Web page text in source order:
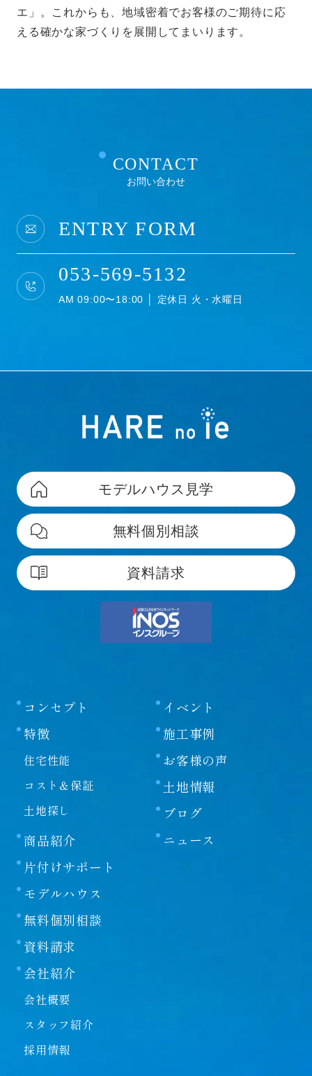
クッキー（Cookie）について
当社のウェブサイトをより便利に閲覧していただくた
Google を含む第三者配信事業者は Cookieを使用し
て、当ウェブサイトへの過去のアクセス情報に基づいて
インターネット上のさまざまなサイトに当社の広告を配
Advertising Initiative のオプトアウトページにアクセ
スして、Googleを含む第三者配信事業者による
Cookieの使用を無効にできます。
著作権について
らびにサイト制作会社に帰属します。本ホームページを
ご利用いただく際には、非営利目的およびお客様内部の
文書に当社の著作権の表示がされている場合は、当該著
作権の表示を付したまま複製していただくことが必要で
す。営利目的による複製、あるいは翻訳、有線送信等、
上記以外の著作権法上の利用はできませんので、ご注意
ください。
免責事項
当社は、当社が運営/管理するウェブサイト（以下、
「本サイト」といいます）の運営にあたり、下記の各条
なしますので、ご了承ください。
第一条
本サイトに掲載する情報には充分に注意を払っています
社は本サイトの使用ならびに閲覧によって生じたいかな
る損害にも責任を負いかねます。また、本サイトを装っ
ます。本サイトのURLや情報は予告なく変更される場
第二条
の提供またはその遅滞、変更、中断、中止、停止もしく
は廃止、その他本サイトに関連して発生したお客様また
は第三者の損害について、一切の責任を負わないものと
します。情報の閲覧やサービスの提供を受けるにあたっ
おいて行っていただきますようお願いいたします。
当社は、本サイトからリンクしている他のウェブサイト
エ」。これからも、地域密着でお客様のご期待に応
える確かな家づくりを展開してまいります。
CONTACT
お問い合わせ
ENTRY FORM
053-569-5132
AM 09:00〜18:00 │ 定休日 火・水曜日
モデルハウス見学
無料個別相談
資料請求
コンセプト
特徴
住宅性能
コスト＆保証
土地探し
商品紹介
片付けサポート
イベント
施工事例
お客様の声
土地情報
ブログ
ニュース
モデルハウス
無料個別相談
資料請求
会社紹介
会社概要
スタッフ紹介
採用情報